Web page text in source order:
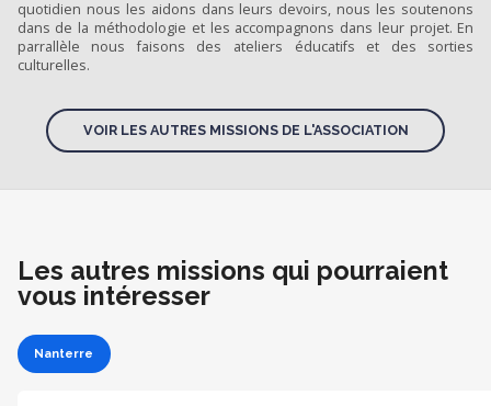
quotidien nous les aidons dans leurs devoirs, nous les soutenons
dans de la méthodologie et les accompagnons dans leur projet. En
parrallèle nous faisons des ateliers éducatifs et des sorties
culturelles.
VOIR LES AUTRES MISSIONS DE L'ASSOCIATION
Les autres missions qui pourraient
vous intéresser
Nanterre